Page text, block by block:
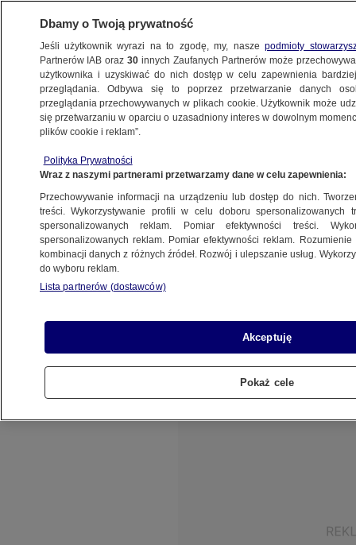
ŚWIAT
bo to oni go uratowali
18.02.2016, 20:32
Udostępnij
Zapowiedź syryjskiego prezydenta Baszara el-
poglądami prezentowanymi przez Moskwę -
stwierdził stały przedstawiciel Rosji przy ONZ
Witalij Czurkin w wywiadzie dla rosyjskiego
Dbamy o Twoją prywatność
Jeśli użytkownik wyrazi na to zgodę, my, naszepodmioty
Partnerów IAB oraz30 innych Zaufanych Partnerów może
użytkownika i uzyskiwać do nich dostęp w celu zapewnienia
przeglądania. Odbywa się to poprzez przetwarzanie danych
przeglądania przechowywanych w plikach cookie. Użytkownik może
się przetwarzaniu w oparciu o uzasadniony interes w dowolnym
plików cookie i reklam”.
Polityka Prywatności
Wraz z naszymi partnerami przetwarzamy dane w celu zapewnienia:
Przechowywanie informacji na urządzeniu lub dostęp do nich.
treści. Wykorzystywanie profili w celu doboru spersonalizowanych
spersonalizowanych reklam. Pomiar efektywności treści.
spersonalizowanych reklam. Pomiar efektywności reklam.
kombinacji danych z różnych źródeł. Rozwój i ulepszanie usług.
do wyboru reklam.
Lista partnerów (dostawców)
Akceptuję
Pokaż cele